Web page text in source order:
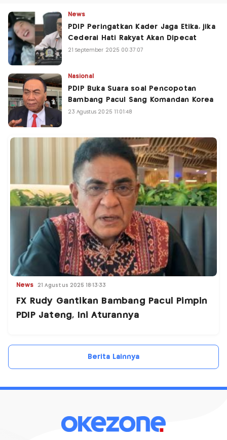
News
PDIP Peringatkan Kader Jaga Etika, jika
Cederai Hati Rakyat Akan Dipecat
21 September 2025 00:37:07
Nasional
PDIP Buka Suara soal Pencopotan
Bambang Pacul Sang Komandan Korea
23 Agustus 2025 11:01:48
News 21 Agustus 2025 18:13:33
FX Rudy Gantikan Bambang Pacul Pimpin
PDIP Jateng, Ini Aturannya
Berita Lainnya